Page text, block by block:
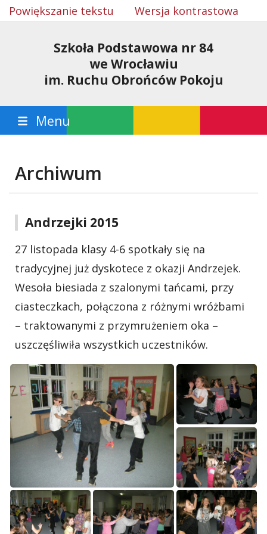
Powiększanie tekstu Wersja kontrastowa
Szkoła Podstawowa nr 84
we Wrocławiu
im. Ruchu Obrońców Pokoju
Menu
Archiwum
Andrzejki 2015
27 listopada klasy 4-6 spotkały się na
tradycyjnej już dyskotece z okazji Andrzejek.
Wesoła biesiada z szalonymi tańcami, przy
ciasteczkach, połączona z różnymi wróżbami
– traktowanymi z przymrużeniem oka –
uszczęśliwiła wszystkich uczestników.